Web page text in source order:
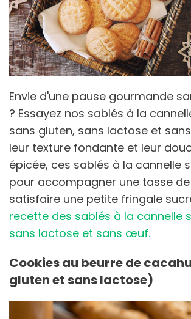
Envie d'une pause gourmande
? Essayez nos sablés à la
sans gluten, sans lactose et
leur texture fondante et leur
épicée, ces sablés à la cannelle
pour accompagner une tasse
satisfaire une petite fringale
recette des sablés à la cannelle
sans lactose et sans œuf.
Cookies au beurre de
gluten et sans lactose)